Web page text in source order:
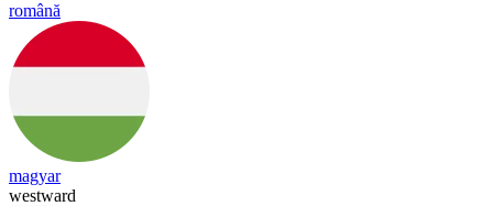
română
magyar
westward